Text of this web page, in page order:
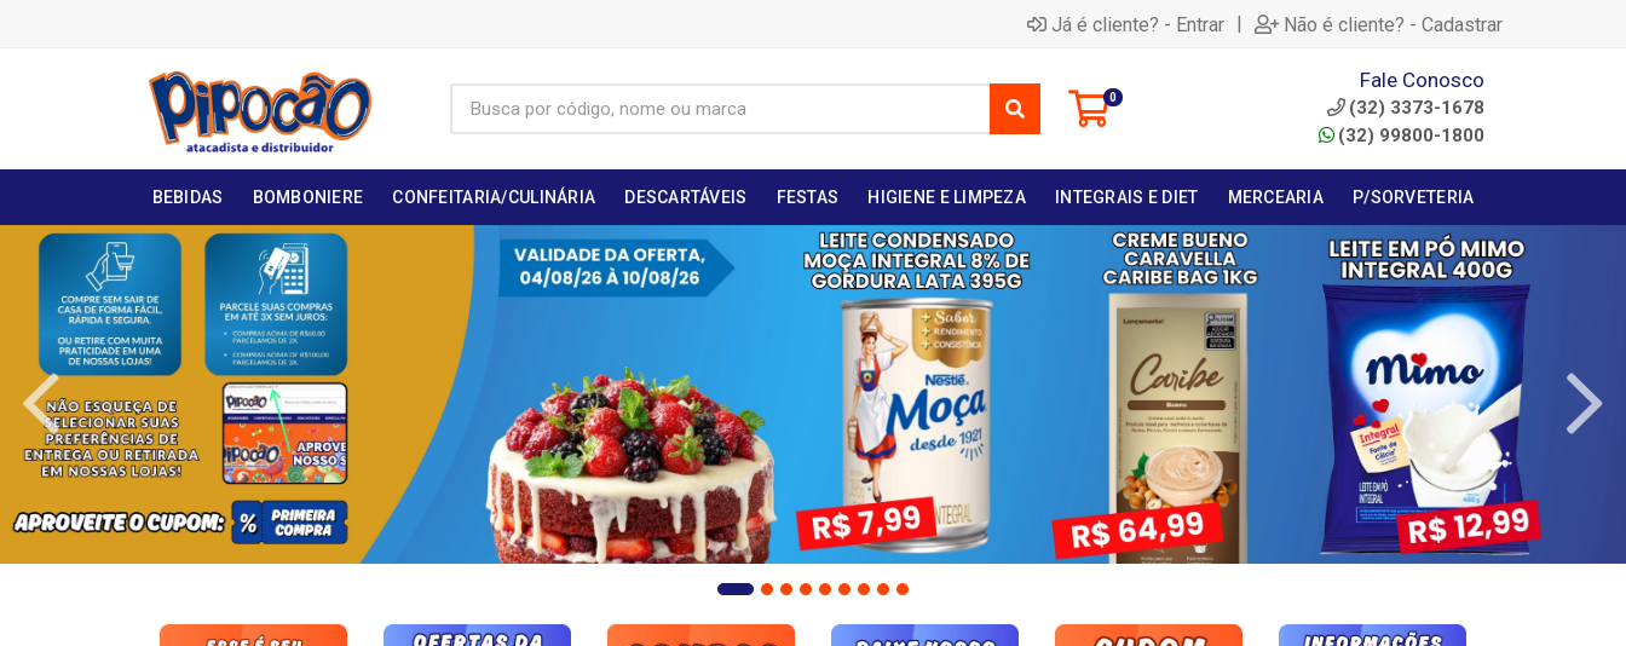
Já é cliente? - Entrar | Não é cliente? - Cadastrar
0
Fale Conosco
(32) 3373-1678
(32) 99800-1800
BEBIDAS BOMBONIERE CONFEITARIA/CULINÁRIA DESCARTÁVEIS FESTAS HIGIENE E LIMPEZA INTEGRAIS E DIET MERCEARIA P/SORVETERIA